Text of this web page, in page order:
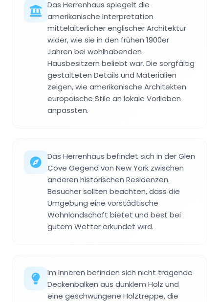
Das Herrenhaus spiegelt die
amerikanische Interpretation
mittelalterlicher englischer Architektur
wider, wie sie in den frühen 1900er
Jahren bei wohlhabenden
Hausbesitzern beliebt war. Die sorgfältig
gestalteten Details und Materialien
zeigen, wie amerikanische Architekten
europäische Stile an lokale Vorlieben
anpassten.
Das Herrenhaus befindet sich in der Glen
Cove Gegend von New York zwischen
anderen historischen Residenzen.
Besucher sollten beachten, dass die
Umgebung eine vorstädtische
Wohnlandschaft bietet und best bei
gutem Wetter erkundet wird.
Im Inneren befinden sich nicht tragende
Deckenbalken aus dunklem Holz und
eine geschwungene Holztreppe, die